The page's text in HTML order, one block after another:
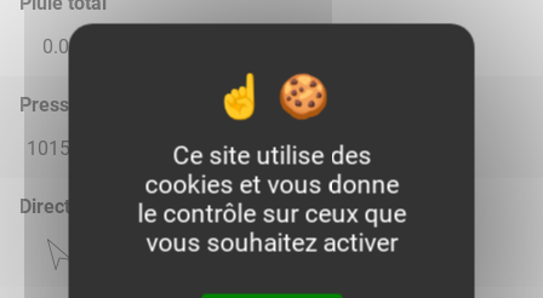
0.0
Pression atmosphérique (hPa)
1015.0
1019.0 1018.0 1018.0
Direction du vent
Ce site utilise des
cookies et vous donne
le contrôle sur ceux que
vous souhaitez activer